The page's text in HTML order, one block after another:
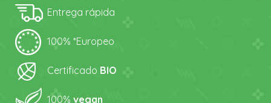
Entrega rápida
100% *Europeo
Certificado BIO
100% vegan